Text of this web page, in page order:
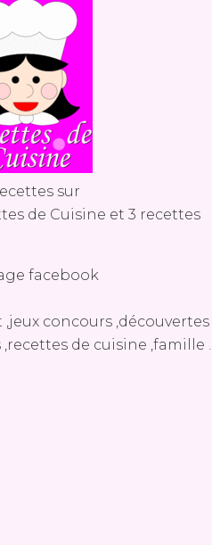
sur
de Cuisine et 3 recettes
facebook